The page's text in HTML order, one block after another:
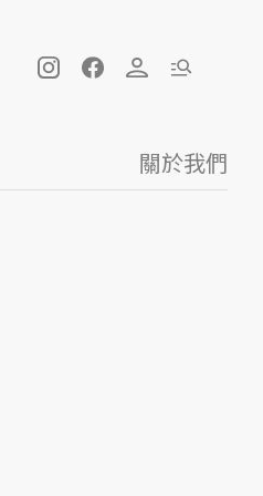
關於我們